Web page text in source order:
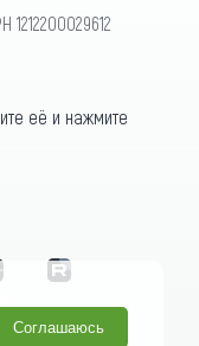
её и нажмите
Соглашаюсь